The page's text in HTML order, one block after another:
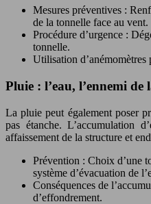
Mesures préventives :
de la tonnelle face au vent.
Procédure d’urgence :
tonnelle.
Utilisation
Pluie : l’eau, l’ennemi de
La pluie peut également poser
pas étanche. L’accumulation
affaissement de la structure et
Prévention : Choix d’une
système d’évacuation de
Conséquences de
d’effondrement.